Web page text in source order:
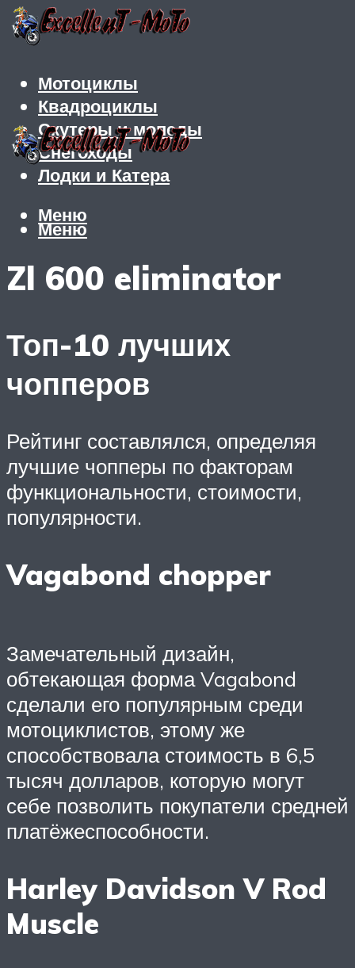
Мотоциклы
Квадроциклы
Скутеры и мопеды
Снегоходы
Лодки и Катера
Меню
Меню
Zl 600 eliminator
Топ-10 лучших
чопперов
Рейтинг составлялся, определяя
лучшие чопперы по факторам
функциональности, стоимости,
популярности.
Vagabond chopper
Замечательный дизайн,
обтекающая форма Vagabond
сделали его популярным среди
мотоциклистов, этому же
способствовала стоимость в 6,5
тысяч долларов, которую могут
себе позволить покупатели средней
платёжеспособности.
Harley Davidson V Rod
Muscle